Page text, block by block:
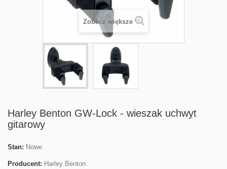
Zobacz większe
Harley Benton GW-Lock - wieszak uchwyt
gitarowy
Stan: Nowe
Producent: Harley Benton